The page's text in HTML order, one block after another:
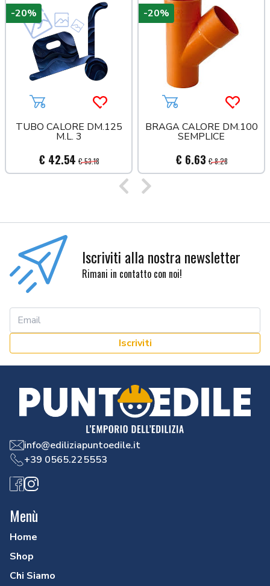
più tardi
Aggiungi al carrelloAcquista più tardi
TUBO CALORE DM.125
M.L. 3
€ 42.54 € 53.18
-20%
Aggiungi al carrello
BRAGA CALORE DM.100
SEMPLICE
€ 6.63 € 8.28
-20%
Iscriviti alla nostra newsletter
Rimani in contatto con noi!
Iscriviti
info@ediliziapuntoedile.it
+39 0565.225553
Facebook
Instagram
Menù
Home
Shop
Chi Siamo